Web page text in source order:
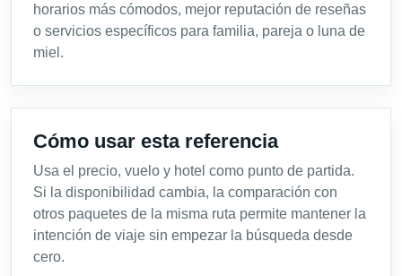
horarios más cómodos, mejor reputación de reseñas
o servicios específicos para familia, pareja o luna de
miel.
Cómo usar esta referencia
Usa el precio, vuelo y hotel como punto de partida.
Si la disponibilidad cambia, la comparación con
otros paquetes de la misma ruta permite mantener la
intención de viaje sin empezar la búsqueda desde
cero.